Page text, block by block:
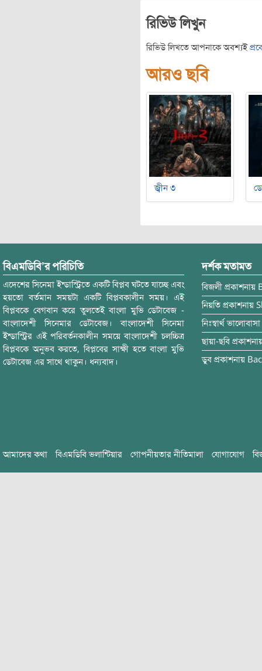
রিভিউ লিখুন
রিভিউ লিখতে আপনাকে অবশ্যই
আরও ছবি
জ্বীন ৩
বিএমডিবি’র পরিচিতি
এদেশের সিনেমা ইন্ডাস্ট্রিতে একটি বিপ্লব ঘটতে যাচ্ছে এবং
হয়তো বর্তমান সময়টা একটি বিপ্লবকালীন সময়। এই
বিপ্লবকে বেগবান করে তুলতেই বাংলা মুভি ডেটাবেজ -
বাংলাদেশী সিনেমার ডেটাবেজ। বাংলাদেশী সিনেমা
ইন্ডাস্ট্রির এই পরিবর্তনকালীন সময়ে বাংলাদেশী চলচ্চিত্র
বিপ্লবকে অনুভব করতে, বিপ্লবের সাক্ষী হতে বাংলা মুভি
ডেটাবেজ এর সাথে থাকুন। ধন্যবাদ।
দর্শক মতামত
বিজলী প্রকাশনায়
নিয়তি প্রকাশনায়
নিঃস্বার্থ ভালোবাসা
ছায়া-ছবি
ডুব প্রকাশনায়
আমাদের কথা বিএমডিবি ভলান্টিয়ার গোপনীয়তার নীতিমালা যোগাযোগ